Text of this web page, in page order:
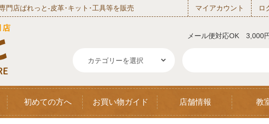
門店ぱれっと‐皮革･キット･工具等を販売 マイアカウント ロ
メール便対応OK 3,000
初めての方へ お買い物ガイド 店舗情報 教